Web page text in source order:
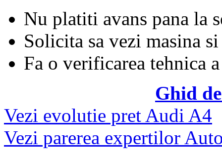
Nu platiti avans pana la
Solicita sa vezi masina si
Fa o verificarea tehnica
Ghid
Vezi evolutie pret Audi A4
Vezi parerea expertilor